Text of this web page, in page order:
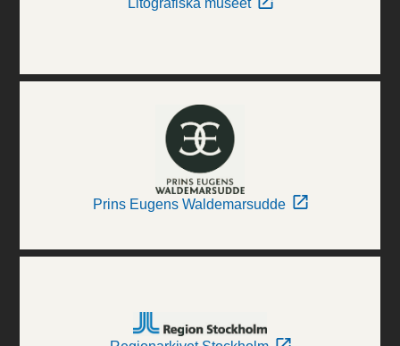
Litografiska museet
Prins Eugens Waldemarsudde